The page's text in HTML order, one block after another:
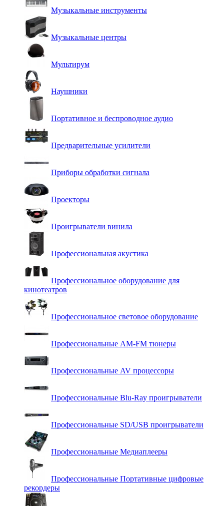
Музыкальные инструменты
Музыкальные центры
Мультирум
Наушники
Портативное и беспроводное аудио
Предварительные усилители
Приборы обработки сигнала
Проекторы
Проигрыватели винила
Профессиональная акустика
Профессиональное оборудование для
кинотеатров
Профессиональное световое оборудование
Профессиональные AM-FM тюнеры
Профессиональные AV процессоры
Профессиональные Blu-Ray проигрыватели
Профессиональные SD/USB проигрыватели
Профессиональные Медиаплееры
Профессиональные Портативные цифровые
рекордеры